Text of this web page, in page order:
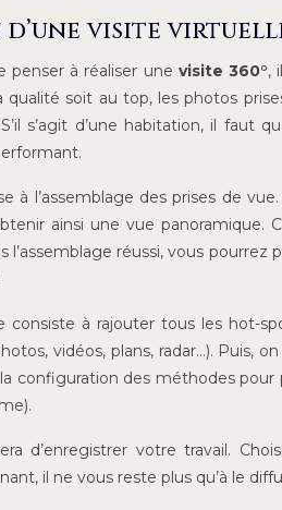
visite
penser à réaliser une visite 360°,
qualité soit au top, les photos
s’agit d’une habitation, il faut
à l’assemblage des prises de
ainsi une vue panoramique.
l’assemblage réussi, vous
consiste à rajouter tous les hot-
vidéos, plans, radar…). Puis,
configuration des méthodes pour
d’enregistrer votre travail.
il ne vous reste plus qu’à le